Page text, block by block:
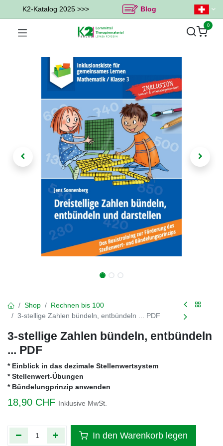
K2-Katalog 2025 >>> Blog
0
Shop
Rechnen bis 100
3-stellige Zahlen bündeln, entbündeln ... PDF
3-stellige Zahlen bündeln, entbündeln
... PDF
* Einblick in das dezimale Stellenwertsystem
* Stellenwert-Übungen
* Bündelungprinzip anwenden
18,90 CHF Inklusive MwSt.
In den Warenkorb legen